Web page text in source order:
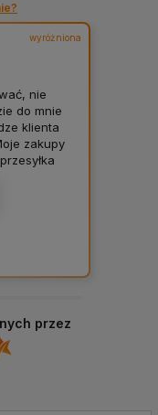
naszą
wyróżniona
nie
do mnie
klienta
zakupy
przez